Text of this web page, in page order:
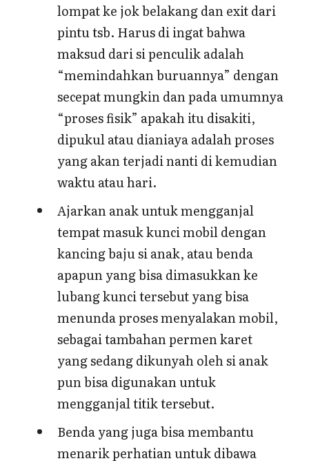
lompat ke jok belakang dan exit dari
pintu tsb. Harus di ingat bahwa
maksud dari si penculik adalah
“memindahkan buruannya” dengan
secepat mungkin dan pada umumnya
“proses fisik” apakah itu disakiti,
dipukul atau dianiaya adalah proses
yang akan terjadi nanti di kemudian
waktu atau hari.
Ajarkan anak untuk mengganjal
tempat masuk kunci mobil dengan
kancing baju si anak, atau benda
apapun yang bisa dimasukkan ke
lubang kunci tersebut yang bisa
menunda proses menyalakan mobil,
sebagai tambahan permen karet
yang sedang dikunyah oleh si anak
pun bisa digunakan untuk
mengganjal titik tersebut.
Benda yang juga bisa membantu
menarik perhatian untuk dibawa